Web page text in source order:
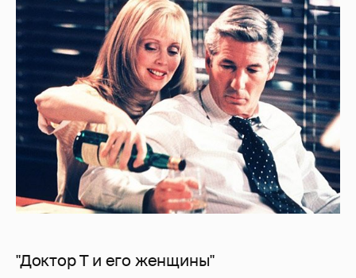
"Доктор Т и его женщины"